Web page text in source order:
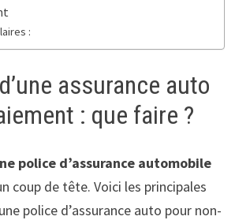
:
assurance auto
: que faire ?
police d’assurance automobile
coup de tête. Voici les principales
police d’assurance auto pour non-